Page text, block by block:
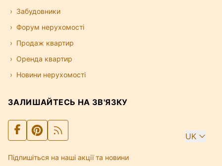
Забудовники
Форум нерухомості
Продаж квартир
Оренда квартир
Новини нерухомості
ЗАЛИШАЙТЕСЬ НА ЗВ'ЯЗКУ
UK
Підпишіться на наші акції та новини